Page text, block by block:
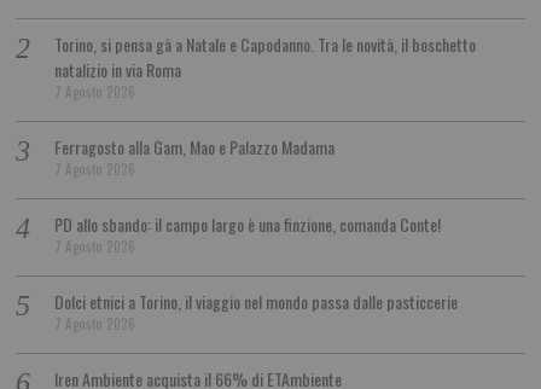
Torino, si pensa gà a Natale e Capodanno. Tra le novità, il boschetto
natalizio in via Roma
7 Agosto 2026
Ferragosto alla Gam, Mao e Palazzo Madama
7 Agosto 2026
PD allo sbando: il campo largo è una finzione, comanda Conte!
7 Agosto 2026
Dolci etnici a Torino, il viaggio nel mondo passa dalle pasticcerie
7 Agosto 2026
Iren Ambiente acquista il 66% di ETAmbiente